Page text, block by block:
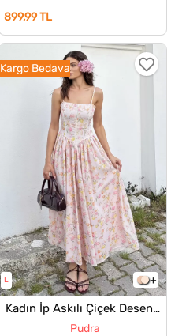
899,99 TL
L
Kargo Bedava
Kadın İp Askılı Çiçek Desenli Elbise
Pudra